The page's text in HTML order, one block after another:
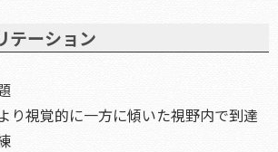
テーション
り視覚的に一方に傾いた視野内で到達